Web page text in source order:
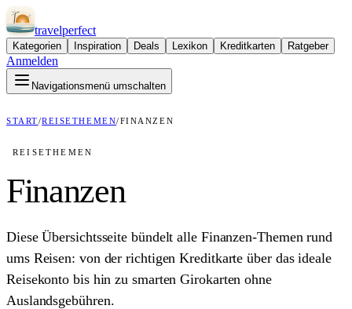
travelperfect
Kategorien Inspiration Deals Lexikon Kreditkarten Ratgeber
Anmelden
Navigationsmenü umschalten
START/REISETHEMEN/FINANZEN
REISETHEMEN
Finanzen
Diese Übersichtsseite bündelt alle Finanzen-Themen rund
ums Reisen: von der richtigen Kreditkarte über das ideale
Reisekonto bis hin zu smarten Girokarten ohne
Auslandsgebühren.